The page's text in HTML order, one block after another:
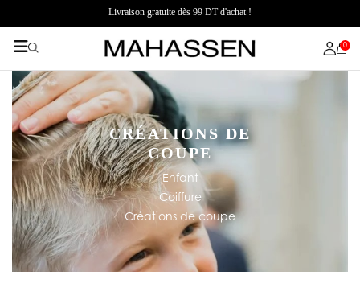
Livraison gratuite dès 99 DT d'achat !
0
CRÉATIONS DE
COUPE
Enfant
Coiffure
Créations de coupe